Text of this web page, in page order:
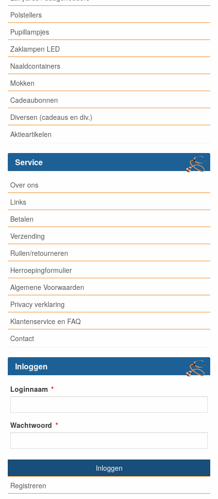
Polstellers
Pupillampjes
Zaklampen LED
Naaldcontainers
Mokken
Cadeaubonnen
Diversen (cadeaus en div.)
Aktieartikelen
Service
Over ons
Links
Betalen
Verzending
Ruilen/retourneren
Herroepingformulier
Algemene Voorwaarden
Privacy verklaring
Klantenservice en FAQ
Contact
Inloggen
Loginnaam
Wachtwoord
Inloggen
Registreren